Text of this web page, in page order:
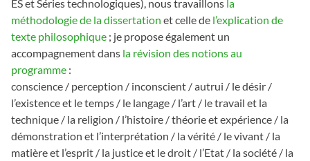
ES et Séries technologiques), nous travaillons la
méthodologie de la dissertation et celle de l’explication de
texte philosophique ; je propose également un
accompagnement dans la révision des notions au
programme :
conscience / perception / inconscient / autrui / le désir /
l’existence et le temps / le langage / l’art / le travail et la
technique / la religion / l’histoire / théorie et expérience / la
démonstration et l’interprétation / la vérité / le vivant / la
matière et l’esprit / la justice et le droit / l’Etat / la société / la